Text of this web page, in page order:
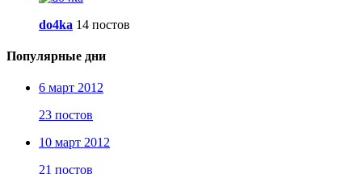
do4ka 14 постов
Популярные дни
6 март 2012
23 постов
10 март 2012
21 постов